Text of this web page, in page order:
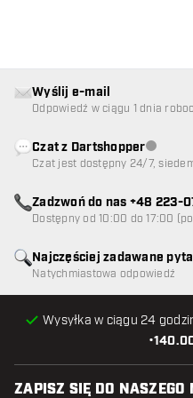
•
Wysyłka w ciągu 24
Najczęściej zadawane
Natychmiastowa odpowiedź
Wyślij e-mail
Odpowiedź w ciągu 1 dnia
Czat z Dartshopper
Czat jest dostępny 24/7,
Zadzwoń do nas +48 223-
Dostępny od 10:00 do 17:00
ZAPISZ SIĘ DO NASZEGO